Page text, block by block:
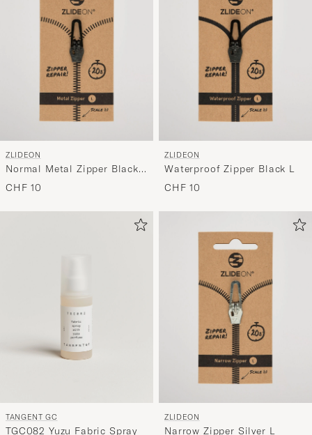
ZLIDEON
Normal Metal Zipper Black
L
CHF 10
ZLIDEON
Waterproof Zipper Black L
CHF 10
TANGENT GC
TGC082 Yuzu Fabric Spray
ZLIDEON
Narrow Zipper Silver L